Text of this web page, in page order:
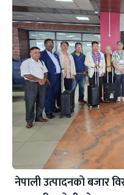
नेपाली उत्पादनको बजार